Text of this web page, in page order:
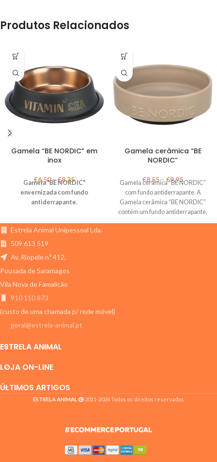
Produtos Relacionados
Gamela “BE NORDIC” em
inox
€6,50–€8,35
Gamela "BE NORDIC"
envernizada com fundo
antiderrapante.
Gamela cerâmica “BE
NORDIC”
€8,55–€9,95
Gamela cerâmica “BE NORDIC”
com fundo antiderrapante. A
Gamela cerâmica “BE NORDIC”
contém um fundo antiderrapante,
graças ao anel em
Estrela Animal Unipessoal Lda.
509 613 519
Av. Riopele n.º 412,
Pousada de Saramagos
Vila Nova de Famalicão
910 110 873
(custo de uma chamada p/ rede móvel)
geral@estrela-animal.pt
ESTRELA ANIMAL
LOJA ON-LINE
ÚLTIMOS ARTIGOS
ESTRELA ANIMAL 2011-2024 Todos os direitos reservados